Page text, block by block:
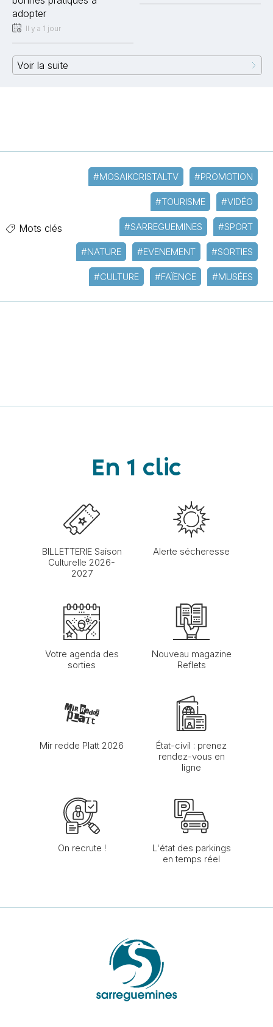
adopter
Il y a 1 jour
Voir la suite
Mots clés
#MOSAIKCRISTALTV #PROMOTION
#TOURISME #VIDÉO
#SARREGUEMINES #SPORT
#NATURE #EVENEMENT #SORTIES
#CULTURE #FAÏENCE #MUSÉES
En 1 clic
BILLETTERIE Saison
Culturelle 2026-
2027
Alerte sécheresse
Votre agenda des
sorties
Nouveau magazine
Reflets
Mir redde Platt 2026
État-civil : prenez
rendez-vous en
ligne
On recrute !
L'état des parkings
en temps réel